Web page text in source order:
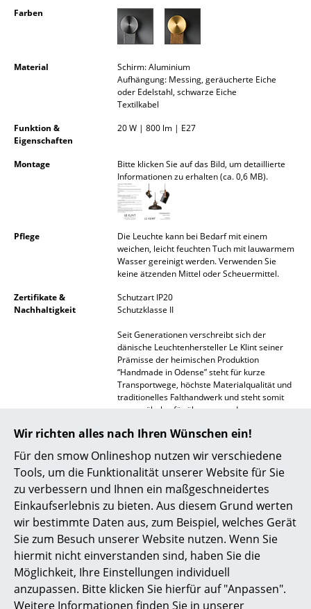
Wir richten alles nach Ihren Wünschen ein!
Für den smow Onlineshop nutzen wir verschiedene
Tools, um die Funktionalität unserer Website für Sie
zu verbessern und Ihnen ein maßgeschneidertes
Einkaufserlebnis zu bieten. Aus diesem Grund werten
wir bestimmte Daten aus, zum Beispiel, welches Gerät
Sie zum Besuch unserer Website nutzen. Wenn Sie
hiermit nicht einverstanden sind, haben Sie die
Möglichkeit, Ihre Einstellungen individuell
anzupassen. Bitte klicken Sie hierfür auf "Anpassen".
Weitere Informationen finden Sie in unserer
Tischleuchten
Schreibtischleuchten
Stehleuchten & Leseleuchten
Akkuleuchten
Einzelbetten
Stapelbetten
Kinderbetten
Nachttische & Bettzubehör
... alle Betten
Accessoires
Uhren
Farben
Material
Schirm: Aluminium
Aufhängung: Messing, geräucherte Eiche
oder Edelstahl, schwarze Eiche
Textilkabel
Funktion &
Eigenschaften
20 W | 800 lm | E27
Montage
Bitte klicken Sie auf das Bild, um detaillierte
Informationen zu erhalten (ca. 0,6 MB).
Pflege
Die Leuchte kann bei Bedarf mit einem
weichen, leicht feuchten Tuch mit lauwarmem
Wasser gereinigt werden. Verwenden Sie
keine ätzenden Mittel oder Scheuermittel.
Zertifikate &
Nachhaltigkeit
Schutzart IP20
Schutzklasse II
Seit Generationen verschreibt sich der
dänische Leuchtenhersteller Le Klint seiner
Prämisse der heimischen Produktion
“Handmade in Odense” steht für kurze
Transportwege, höchste Materialqualität und
traditionelles Falthandwerk und steht somit
ganz mühelos für überzeugende
Produktfamilie
Auch alsHigh Stehleuchteund alsSpot
Pendelleuchte
erhältlich
Beliebte Varianten